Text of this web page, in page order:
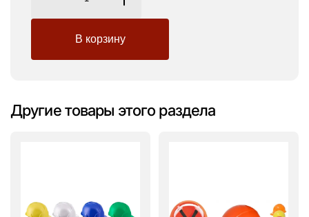
Другие товары этого раздела